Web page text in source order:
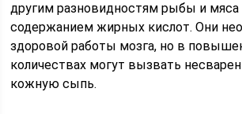
другим разновидностям рыбы и
содержанием жирных кислот. Они
здоровой работы мозга, но в
количествах могут вызвать
кожную сыпь.